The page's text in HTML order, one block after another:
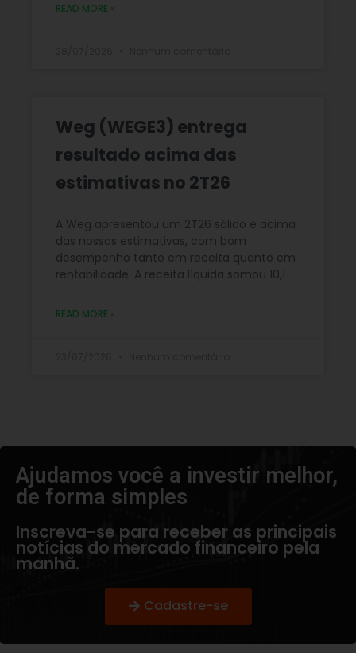
READ MORE »
Weg (WEGE3) entrega
resultado acima das
estimativas no 2T26
A Weg apresentou um 2T26 sólido e acima
das nossas estimativas, com bom
desempenho tanto em receita quanto em
rentabilidade. A receita líquida somou 10,1
READ MORE »
Ajudamos você a investir melhor,
de forma simples​
Inscreva-se para receber as principais
notícias do mercado financeiro pela
manhã.
Cadastre-se